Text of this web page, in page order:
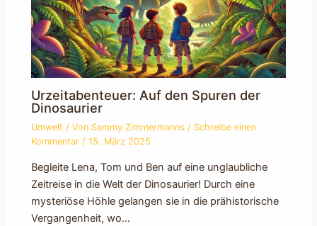
Urzeitabenteuer: Auf den Spuren der
Dinosaurier
Umwelt / Von Sammy Zimmermanns / Schreibe einen
Kommentar /15. März 2025
Begleite Lena, Tom und Ben auf eine unglaubliche
Zeitreise in die Welt der Dinosaurier! Durch eine
mysteriöse Höhle gelangen sie in die prähistorische
Vergangenheit, wo…